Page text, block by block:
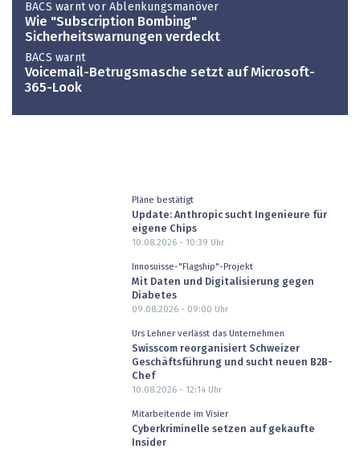
BACS warnt vor Ablenkungsmanöver
Wie "Subscription Bombing"
Sicherheitswarnungen verdeckt
BACS warnt
Voicemail-Betrugsmasche setzt auf Microsoft-
365-Look
Pläne bestätigt
Update: Anthropic sucht Ingenieure für
eigene Chips
10.08.2026 - 10:39 Uhr
Innosuisse-"Flagship"-Projekt
Mit Daten und Digitalisierung gegen
Diabetes
09.08.2026 - 09:00 Uhr
Urs Lehner verlässt das Unternehmen
Swisscom reorganisiert Schweizer
Geschäftsführung und sucht neuen B2B-
Chef
10.08.2026 - 12:14Uhr
Mitarbeitende im Visier
Cyberkriminelle setzen auf gekaufte
Insider